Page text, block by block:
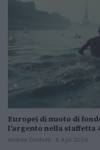
Europei di nuoto di
l’argento nella staffetta
Andrea Conforti · 8 Ago 2026